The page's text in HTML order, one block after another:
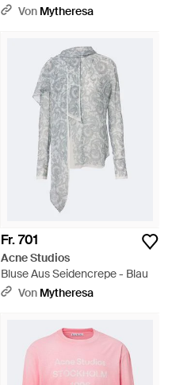
- Mettallic
Von Mytheresa
Fr. 701
Acne Studios
Bluse Aus Seidencrepe - Blau
Von Mytheresa